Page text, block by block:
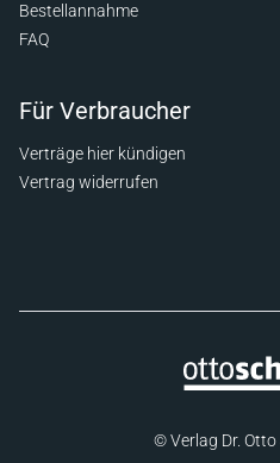
Bestellannahme
FAQ
Für Verbraucher
Verträge hier kündigen
Vertrag widerrufen
© Verlag Dr.